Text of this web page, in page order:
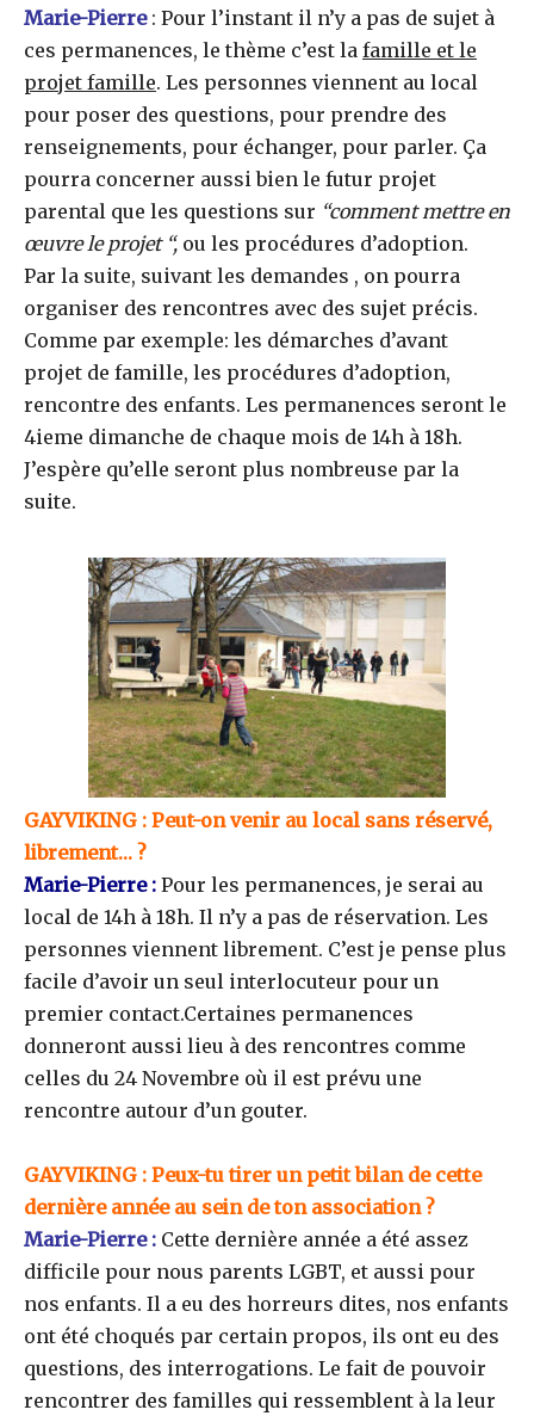
Marie-Pierre : Pour l’instant il n’y a pas de sujet à
ces permanences, le thème c’est la famille et le
projet famille. Les personnes viennent au local
pour poser des questions, pour prendre des
renseignements, pour échanger, pour parler. Ça
pourra concerner aussi bien le futur projet
parental que les questions sur “comment mettre en
œuvre le projet “, ou les procédures d’adoption.
Par la suite, suivant les demandes , on pourra
organiser des rencontres avec des sujet précis.
Comme par exemple: les démarches d’avant
projet de famille, les procédures d’adoption,
rencontre des enfants. Les permanences seront le
4ieme dimanche de chaque mois de 14h à 18h.
J’espère qu’elle seront plus nombreuse par la
suite.
GAYVIKING : Peut-on venir au local sans réservé,
librement… ?
Marie-Pierre : Pour les permanences, je serai au
local de 14h à 18h. Il n’y a pas de réservation. Les
personnes viennent librement. C’est je pense plus
facile d’avoir un seul interlocuteur pour un
premier contact.Certaines permanences
donneront aussi lieu à des rencontres comme
celles du 24 Novembre où il est prévu une
rencontre autour d’un gouter.
GAYVIKING : Peux-tu tirer un petit bilan de cette
dernière année au sein de ton association ?
Marie-Pierre : Cette dernière année a été assez
difficile pour nous parents LGBT, et aussi pour
nos enfants. Il a eu des horreurs dites, nos enfants
ont été choqués par certain propos, ils ont eu des
questions, des interrogations. Le fait de pouvoir
rencontrer des familles qui ressemblent à la leur